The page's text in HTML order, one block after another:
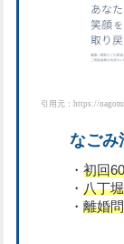
引用元：https://
なごみ
・初回
・八丁
・離婚